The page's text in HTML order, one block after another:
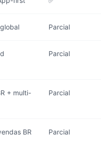
Parcial
Parcial
+ multi-
Parcial
BR Parcial